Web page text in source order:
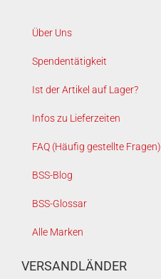
Über Uns
Spendentätigkeit
Ist der Artikel auf Lager?
Infos zu Lieferzeiten
FAQ (Häufig gestellte Fragen)
BSS-Blog
BSS-Glossar
Alle Marken
VERSANDLÄNDER